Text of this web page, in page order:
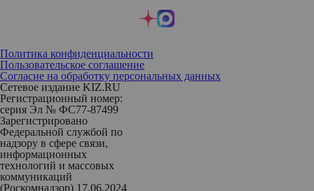
Политика конфиденциальности
Пользовательское соглашение
Согласие на обработку персональных данных
Сетевое издание KIZ.RU
Регистрационный номер:
серия Эл № ФС77-87499
Зарегистрировано
Федеральной службой по
надзору в сфере связи,
информационных
технологий и массовых
коммуникаций
(Роскомнадзор) 17.06.2024